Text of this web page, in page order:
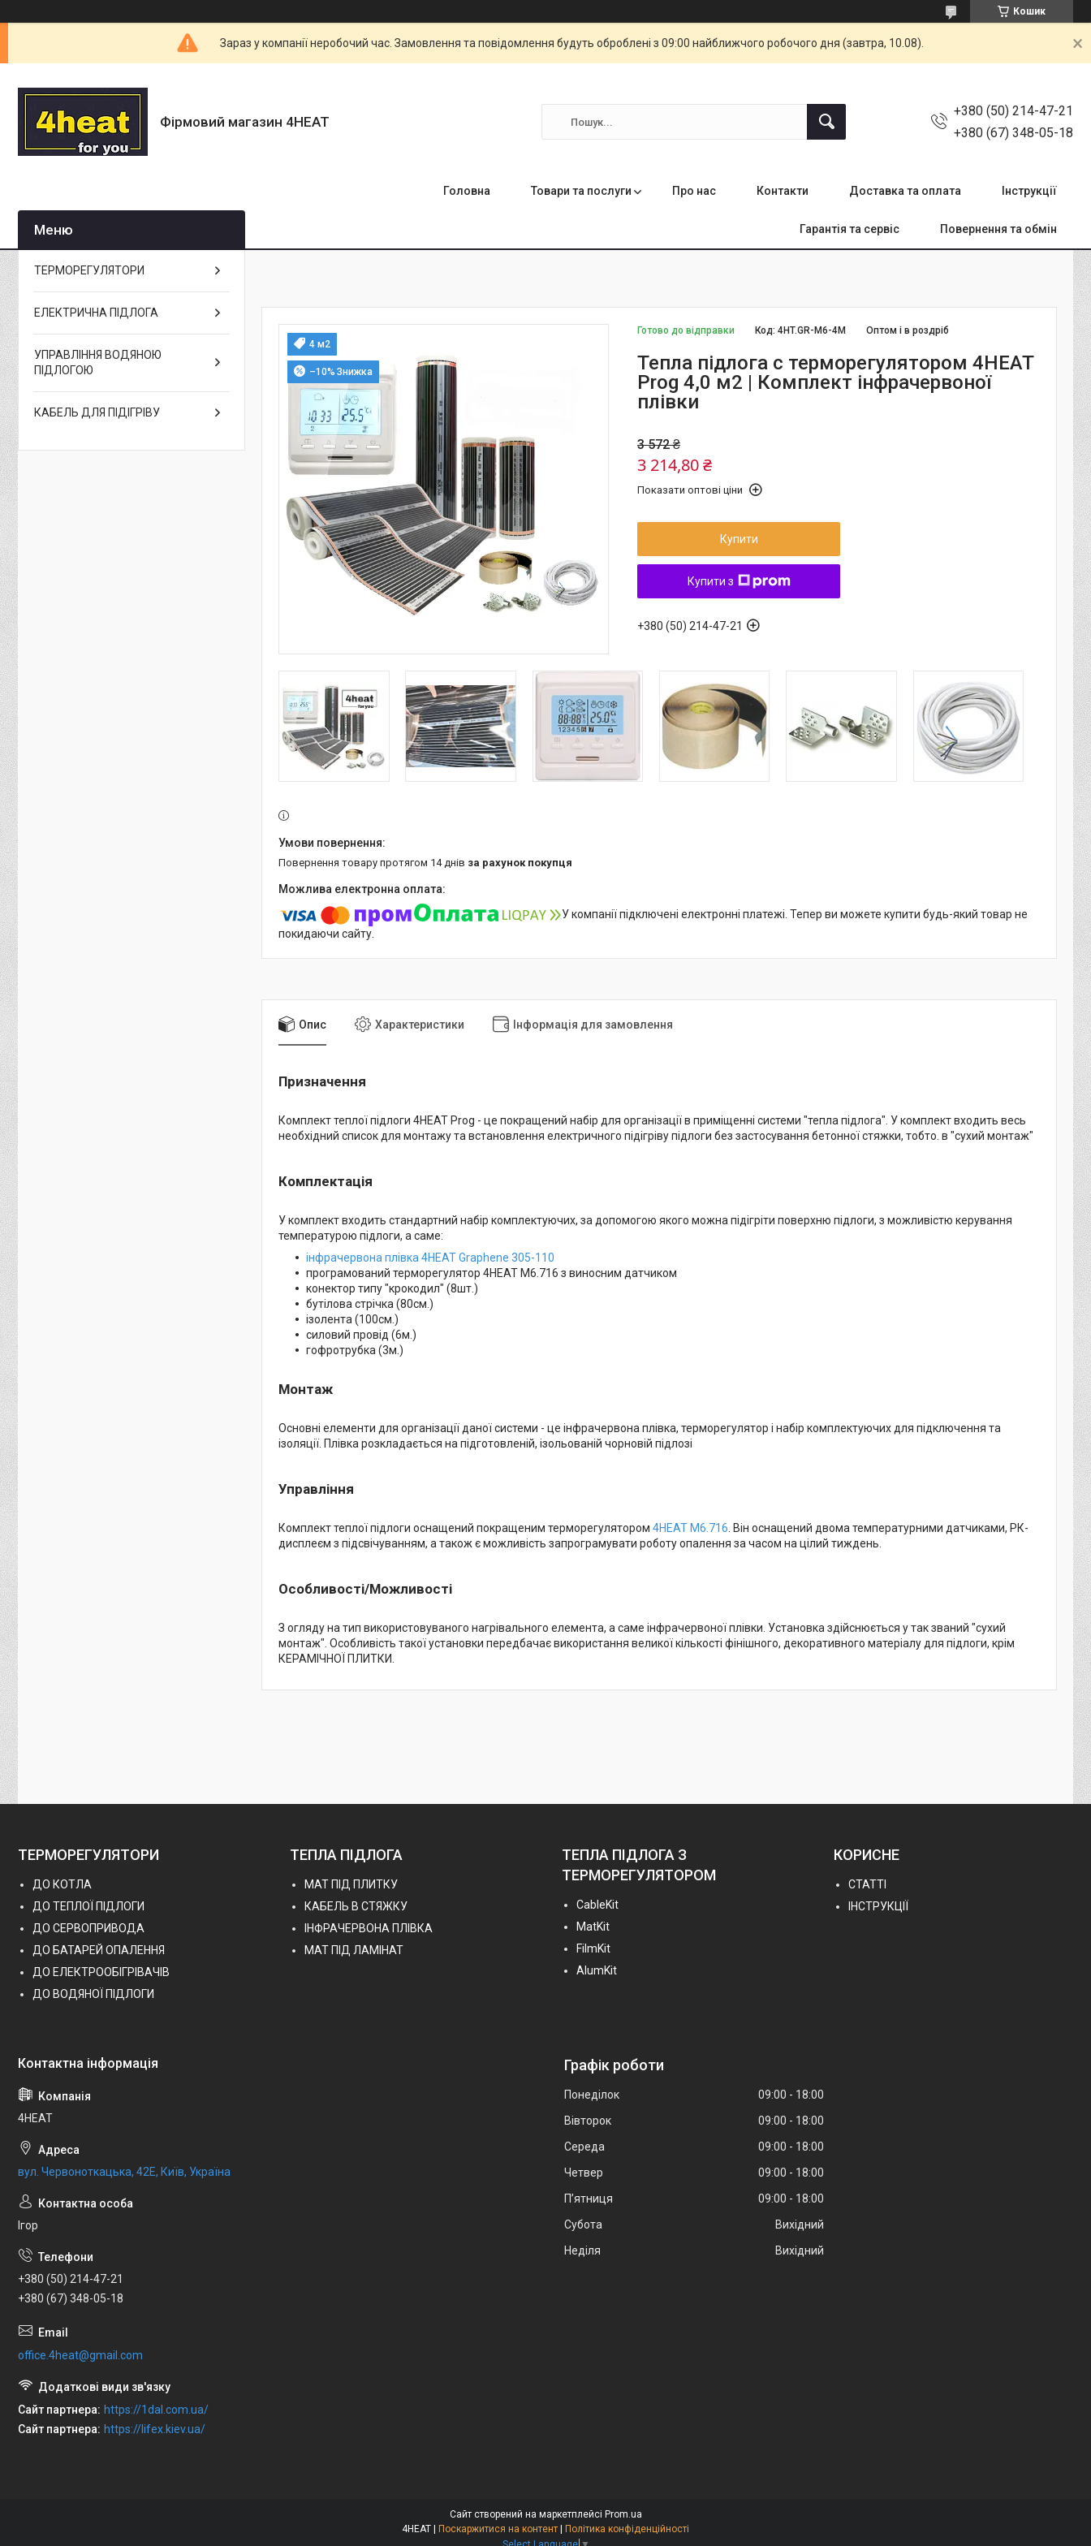
Кошик
Зараз у компанії неробочий час. Замовлення та повідомлення будуть оброблені з 09:00 найближчого робочого дня (завтра, 10.08).
Фірмовий магазин 4HEAT
+380 (50) 214-47-21
+380 (67) 348-05-18
Головна Товари та послуги Про нас Контакти Доставка та оплата Інструкції
Гарантія та сервіс Повернення та обмін
4 м2
–10%
Готово до відправки Оптом і в роздріб
Код:4HT.GR-M6-4M
Тепла підлога с терморегулятором 4HEAT
Prog 4,0 м2 | Комплект інфрачервоної
плівки
3 572 ₴
3 214,80 ₴
Показати оптові ціни
Купити
Купити з
+380 (50) 214-47-21
повернення товару протягом 14 днів за рахунок покупця
У компанії підключені електронні платежі. Тепер ви можете купити будь-який товар не
покидаючи сайту.
Опис Характеристики Інформація для замовлення
Призначення
Комплект теплої підлоги 4HEAT Prog - це покращений набір для організації в приміщенні системи "тепла підлога". У комплект входить весь
необхідний список для монтажу та встановлення електричного підігріву підлоги без застосування бетонної стяжки, тобто. в "сухий монтаж"
Комплектація
У комплект входить стандартний набір комплектуючих, за допомогою якого можна підігріти поверхню підлоги, з можливістю керування
температурою підлоги, а саме:
інфрачервона плівка 4HEAT Graphene 305-110
програмований терморегулятор 4HEAT M6.716 з виносним датчиком
конектор типу "крокодил" (8шт.)
бутілова стрічка (80см.)
ізолента (100см.)
силовий провід (6м.)
гофротрубка (3м.)
Монтаж
Основні елементи для організації даної системи - це інфрачервона плівка, терморегулятор і набір комплектуючих для підключення та
ізоляції. Плівка розкладається на підготовленій, ізольованій чорновій підлозі
Управління
Комплект теплої підлоги оснащений покращеним терморегулятором 4HEAT M6.716 . Він оснащений двома температурними датчиками, РК-
дисплеєм з підсвічуванням, а також є можливість запрограмувати роботу опалення за часом на цілий тиждень.
Особливості/Можливості
З огляду на тип використовуваного нагрівального елемента, а саме інфрачервоної плівки. Установка здійснюється у так званий "сухий
монтаж". Особливість такої установки передбачає використання великої кількості фінішного, декоративного матеріалу для підлоги, крім
КЕРАМІЧНОЇ ПЛИТКИ.
ТЕРМОРЕГУЛЯТОРИ
ЕЛЕКТРИЧНА ПІДЛОГА
УПРАВЛІННЯ ВОДЯНОЮ
ПІДЛОГОЮ
КАБЕЛЬ ДЛЯ ПІДІГРІВУ
ТЕРМОРЕГУЛЯТОРИ
ДО КОТЛА
ДО ТЕПЛОЇ ПІДЛОГИ
ДО СЕРВОПРИВОДА
ДО БАТАРЕЙ ОПАЛЕННЯ
ДО ЕЛЕКТРООБІГРІВАЧІВ
ДО ВОДЯНОЇ ПІДЛОГИ
ТЕПЛА ПІДЛОГА
МАТ ПІД ПЛИТКУ
КАБЕЛЬ В СТЯЖКУ
ІНФРАЧЕРВОНА ПЛІВКА
МАТ ПІД ЛАМІНАТ
ТЕПЛА ПІДЛОГА З
ТЕРМОРЕГУЛЯТОРОМ
СableKit
MatKit
FilmKit
AlumKit
КОРИСНЕ
СТАТТІ
ІНСТРУКЦІЇ
4HEAT
вул. Червоноткацька, 42Е, Київ, Україна
Ігор
+380 (50) 214-47-21
+380 (67) 348-05-18
office.4heat@gmail.com
Сайт партнера
https://1dal.com.ua/
Сайт партнера
https://lifex.kiev.ua/
Графік роботи
Понеділок 09:00
18:00
Вівторок
09:00
18:00
Середа
09:00
18:00
Четвер
09:00
18:00
Пʼятниця
09:00
18:00
Субота
Вихідний
Неділя
Вихідний
Сайт створений на маркетплейсі Prom.ua
Поскаржитися на контент
Політика конфіденційності